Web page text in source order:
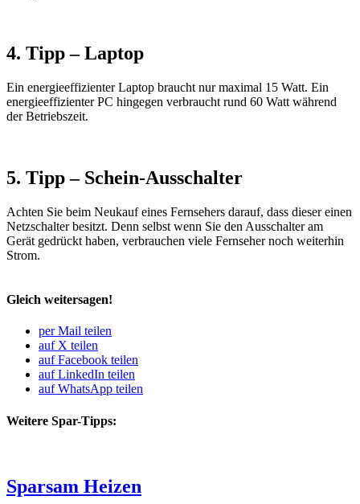
4. Tipp – Laptop
Ein ener­gie­ef­fi­zi­enter Laptop braucht nur maximal 15 Watt. Ein
ener­gie­ef­fi­zi­enter PC hingegen verbraucht rund 60 Watt während
der Betriebs­zeit.
5. Tipp – Schein-Ausschalter
Achten Sie beim Neukauf eines Fern­se­hers darauf, dass dieser einen
Netz­schalter besitzt. Denn selbst wenn Sie den Ausschalter am
Gerät gedrückt haben, verbrau­chen viele Fern­seher noch weiterhin
Strom.
Gleich weitersagen!
per Mail teilen
auf X teilen
auf Facebook teilen
auf LinkedIn teilen
auf WhatsApp teilen
Weitere Spar-Tipps:
Sparsam Heizen